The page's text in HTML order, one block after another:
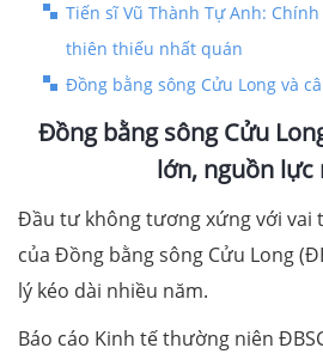
Tiến sĩ Vũ Thành Tự Anh:
thiên thiếu nhất quán
Đồng bằng sông Cửu Long và
Đồng bằng sông Cửu
lớn, nguồn lực
Đầu tư không tương xứng với vai
của Đồng bằng sông Cửu Long
lý kéo dài nhiều năm.
Báo cáo Kinh tế thường niên